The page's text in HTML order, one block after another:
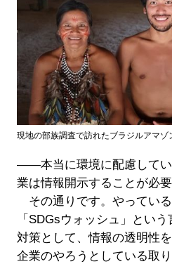
現地の部族調査で訪れたブラジルアマゾ
――本当に環境に配慮してい
業は情報開示することが必
その通りです。やってい
「SDGsウォッシュ」とい
対策として、情報の透明性
企業のやろうとしている取